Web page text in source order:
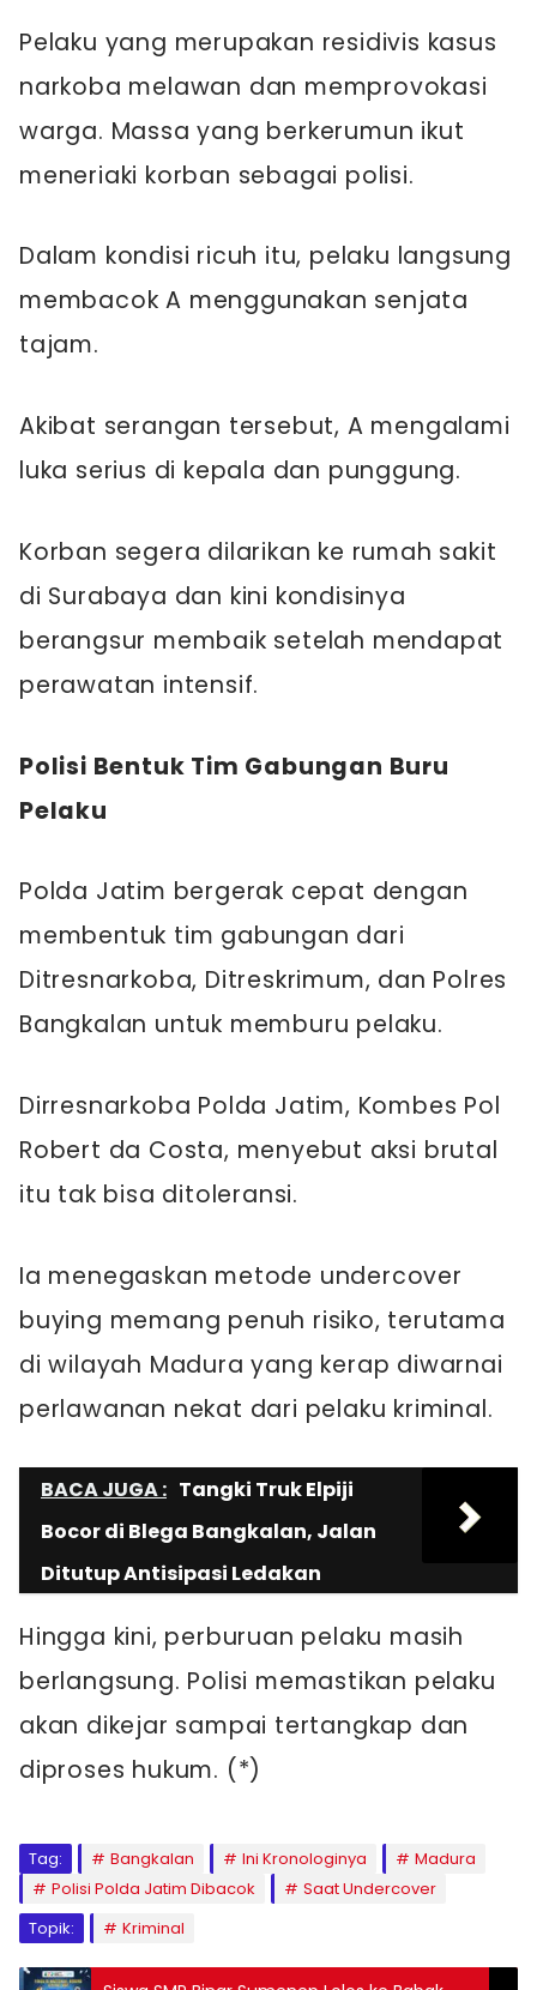
Pelaku yang merupakan residivis kasus
narkoba melawan dan memprovokasi
warga. Massa yang berkerumun ikut
meneriaki korban sebagai polisi.
Dalam kondisi ricuh itu, pelaku langsung
membacok A menggunakan senjata
tajam.
Akibat serangan tersebut, A mengalami
luka serius di kepala dan punggung.
Korban segera dilarikan ke rumah sakit
di Surabaya dan kini kondisinya
berangsur membaik setelah mendapat
perawatan intensif.
Polisi Bentuk Tim Gabungan Buru
Pelaku
Polda Jatim bergerak cepat dengan
membentuk tim gabungan dari
Ditresnarkoba, Ditreskrimum, dan Polres
Bangkalan untuk memburu pelaku.
Dirresnarkoba Polda Jatim, Kombes Pol
Robert da Costa, menyebut aksi brutal
itu tak bisa ditoleransi.
Ia menegaskan metode undercover
buying memang penuh risiko, terutama
di wilayah Madura yang kerap diwarnai
perlawanan nekat dari pelaku kriminal.
BACA JUGA : Tangki Truk Elpiji
Bocor di Blega Bangkalan, Jalan
Ditutup Antisipasi Ledakan
Hingga kini, perburuan pelaku masih
berlangsung. Polisi memastikan pelaku
akan dikejar sampai tertangkap dan
diproses hukum. (*)
Tag: Bangkalan Ini Kronologinya
Madura
Polisi Polda Jatim Dibacok
Saat Undercover
Topik:
Kriminal